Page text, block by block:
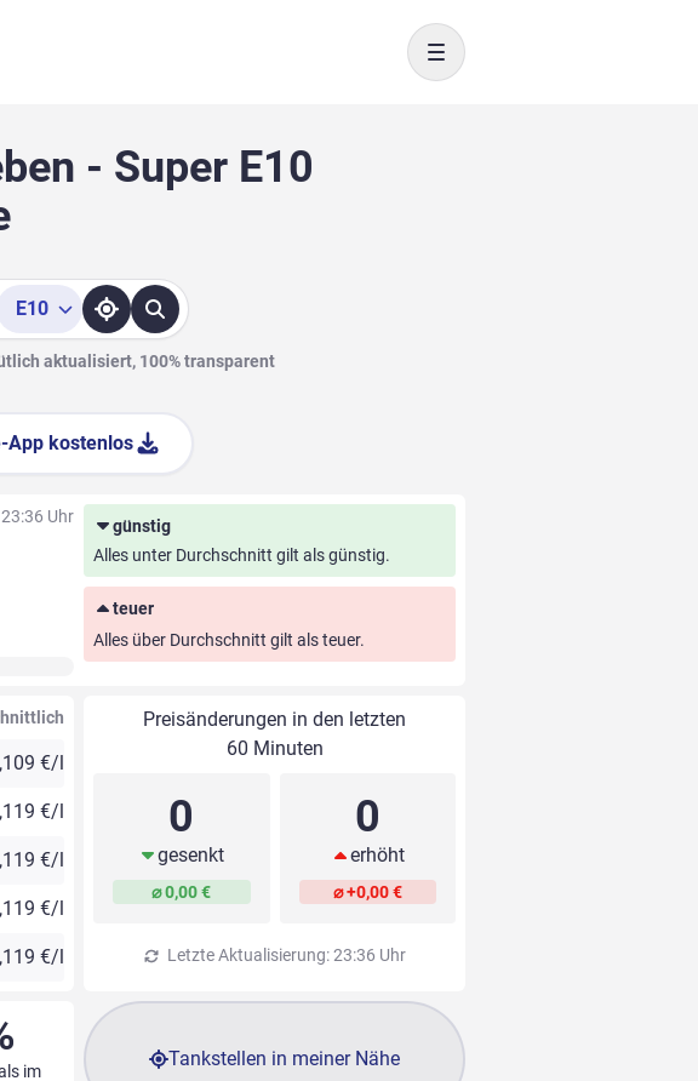
Toggle navigation
- Super E10
E10
aktualisiert, 100% transparent
App kostenlos
23:36 Uhr
günstig
Alles unter Durchschnitt gilt als günstig.
teuer
Alles über Durchschnitt gilt als teuer.
€/l
€/l
€/l
€/l
€/l
Preisänderungen in den letzten
60 Minuten
0
gesenkt
⌀ 0,00 €
0
erhöht
⌀ +0,00 €
Letzte Aktualisierung: 23:36 Uhr
im
Tankstellen in meiner Nähe